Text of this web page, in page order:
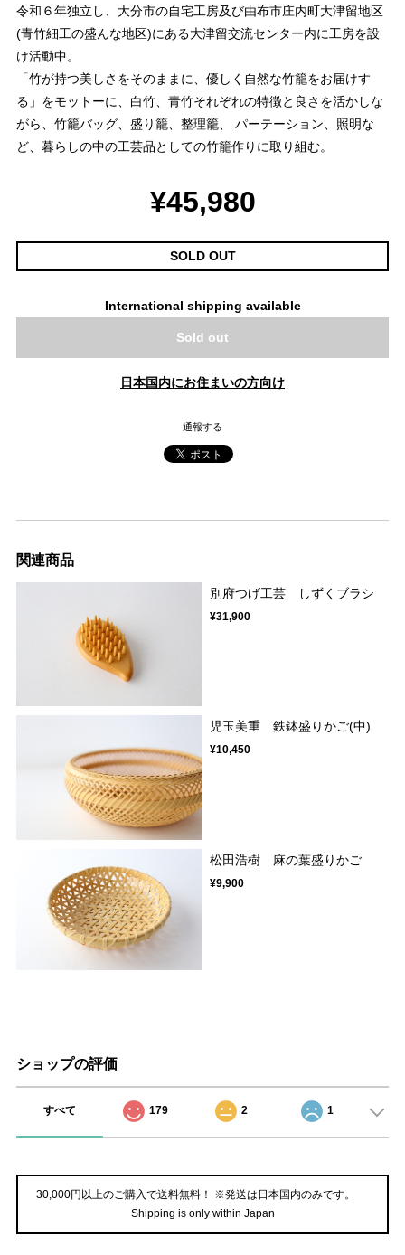
令和６年独立し、大分市の自宅工房及び由布市庄内町大津留地区
(青竹細工の盛んな地区)にある大津留交流センター内に工房を設
け活動中。
「竹が持つ美しさをそのままに、優しく自然な竹籠をお届けす
る」をモットーに、白竹、青竹それぞれの特徴と良さを活かしな
がら、竹籠バッグ、盛り籠、整理籠、 パーテーション、照明な
ど、暮らしの中の工芸品としての竹籠作りに取り組む。
¥45,980
SOLD OUT
International shipping available
Sold out
日本国内にお住まいの方向け
通報する
関連商品
別府つげ工芸 しずくブラシ
¥31,900
児玉美重 鉄鉢盛りかご(中)
¥10,450
松田浩樹 麻の葉盛りかご
¥9,900
ショップの評価
すべて 179 2 1
30,000円以上のご購入で送料無料！ ※発送は日本国内のみです。
Shipping is only within Japan